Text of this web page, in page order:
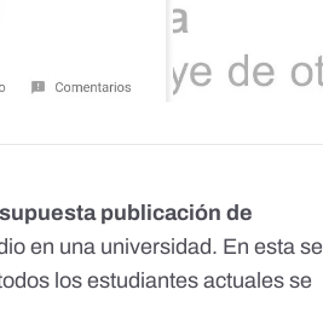
publicación de
en una universidad. En esta se
los estudiantes actuales se